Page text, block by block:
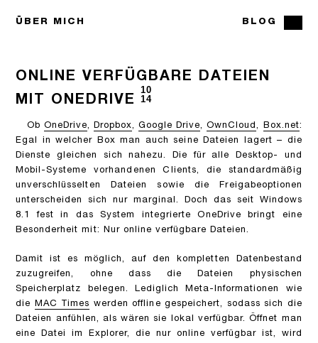
ÜBER MICH BLOG
ONLINE VERFÜGBARE DATEIEN
MIT ONEDRIVE
10
14
Ob OneDrive, Dropbox,Google Drive,OwnCloud, Box.net:
Egal in welcher Box man auch seine Dateien lagert – die
Dienste gleichen sich nahezu. Die für alle Desktop- und
Mobil-Systeme vorhandenen Clients, die standardmäßig
unverschlüsselten Dateien sowie die Freigabeoptionen
unterscheiden sich nur marginal. Doch das seit Windows
8.1 fest in das System integrierte OneDrive bringt eine
Besonderheit mit: Nur online verfügbare Dateien.
Damit ist es möglich, auf den kompletten Datenbestand
zuzugreifen, ohne dass die Dateien physischen
Speicherplatz belegen. Lediglich Meta-Informationen wie
die MAC Times werden offline gespeichert, sodass sich die
Dateien anfühlen, als wären sie lokal verfügbar. Öffnet man
eine Datei im Explorer, die nur online verfügbar ist, wird